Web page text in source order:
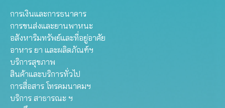
การเงินและการธนาคาร
การขนส่งและยานพาหนะ
อสังหาริมทรัพย์และที่อยู่อาศัย
อาหาร ยา และผลิตภัณฑ์ฯ
บริการสุขภาพ
สินค้าและบริการทั่วไป
การสื่อสาร โทรคมนาคมฯ
บริการ สาธารณะ ฯ